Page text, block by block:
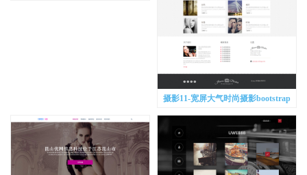
摄影11-宽屏大气时尚摄影bootstrap